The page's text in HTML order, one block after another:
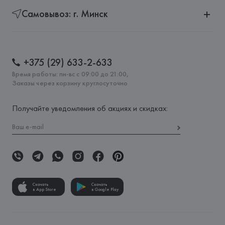
Самовывоз: г. Минск
+375 (29) 633-2-633
Время работы: пн-вс с 09:00 до 21:00,
Заказы через корзину круглосуточно
Получайте уведомления об акциях и скидках:
Скачать
в App Store
Скачать
в Google Play